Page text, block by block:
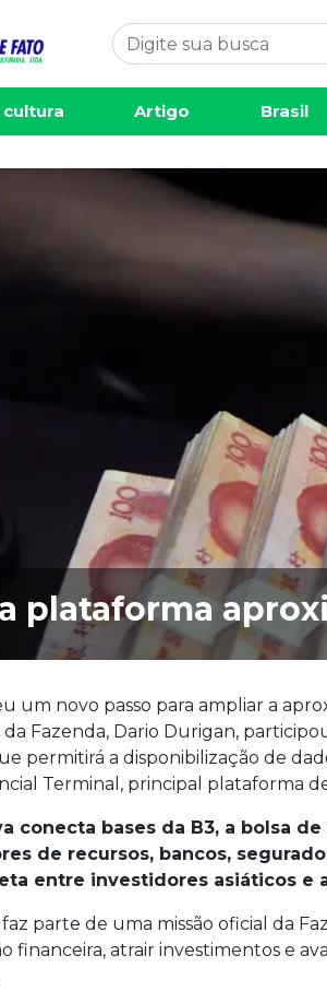
Artigo Brasil
plataforma
um novo passo para ampliar a
Fazenda, Dario Durigan,
permitirá a disponibilização de
Terminal, principal plataforma
conecta bases da B3, a bolsa
de recursos, bancos,
entre investidores asiáticos e
parte de uma missão oficial da
financeira, atrair investimentos e